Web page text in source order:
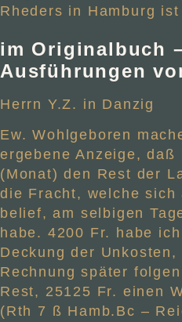
Rheders in Hamburg
im Originalbuch
Ausführungen
Herrn Y.Z. in Danzig
Ew. Wohlgeboren
ergebene Anzeige,
(Monat) den Rest der
die Fracht, welche sich
belief, am selbigen
habe. 4200 Fr. habe
Deckung der
Rechnung später
Rest, 25125 Fr. einen
(Rth 7 ß Hamb.Bc –